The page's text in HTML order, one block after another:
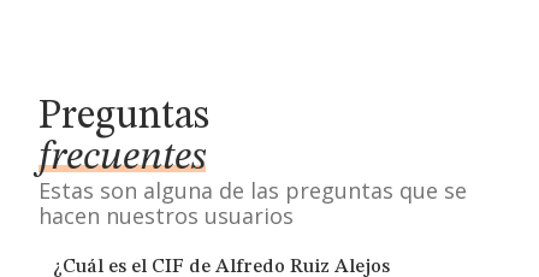
Preguntas
frecuentes
Estas son alguna de las preguntas que se
hacen nuestros usuarios
¿Cuál es el CIF de Alfredo Ruiz Alejos